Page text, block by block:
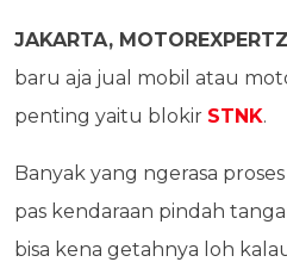
JAKARTA,
baru aja jual mobil atau
penting yaitu blokir STNK.
Banyak yang ngerasa
pas kendaraan pindah
bisa kena getahnya loh